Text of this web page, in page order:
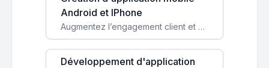
Android et IPhone
Augmentez l’engagement client et simplifiez vos processus avec une application mobile sur mesure, disponible sur iOS et Android.
Développement d'application